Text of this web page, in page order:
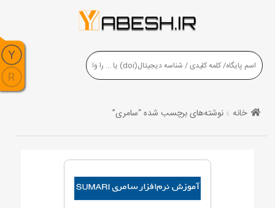
خانه نوشته‌های برچسب شده “سامری”